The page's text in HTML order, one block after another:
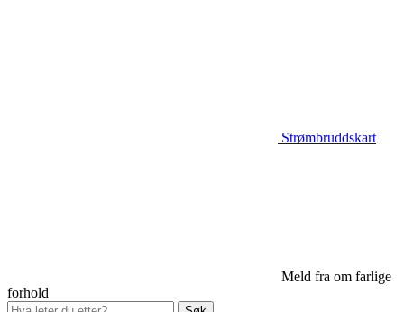
Strømbruddskart
Meld fra om farlige
forhold